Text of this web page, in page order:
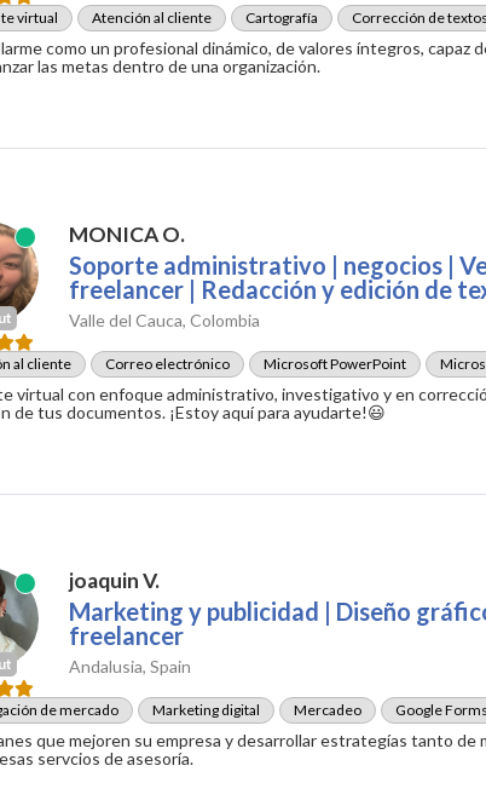
virtual Atención al cliente Cartografía Corrección de textos
como un profesional dinámico, de valores íntegros,
las metas dentro de una organización.
MONICA O.
Soporte administrativo | negocios |
freelancer | Redacción y edición de
Valle del Cauca, Colombia
al cliente Correo electrónico Microsoft PowerPoint
virtual con enfoque administrativo, investigativo y en
de tus documentos. ¡Estoy aquí para ayudarte!😃
joaquin V.
Marketing y publicidad | Diseño
freelancer
Andalusia, Spain
de mercado Marketing digital Mercadeo Google Forms
que mejoren su empresa y desarrollar estrategías tanto
servcios de asesoría.